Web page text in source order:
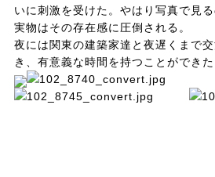
いに刺激を受けた。やはり写真で見
実物はその存在感に圧倒される。
夜には関東の建築家達と夜遅くまで
き、有意義な時間を持つことができた